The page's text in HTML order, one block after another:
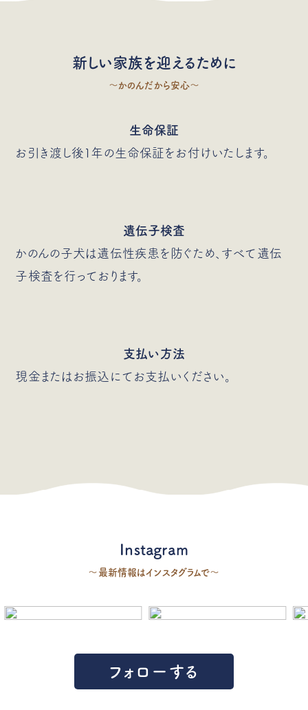
新しい家族を迎えるために
〜かのんだから安心〜
生命保証
お引き渡し後1年の生命保証をお付けいたします。
遺伝子検査
かのんの子犬は遺伝性疾患を防ぐため、すべて遺伝
子検査を行っております。
支払い方法
現金またはお振込にてお支払いください。
Instagram
〜最新情報はインスタグラムで〜
フォローする